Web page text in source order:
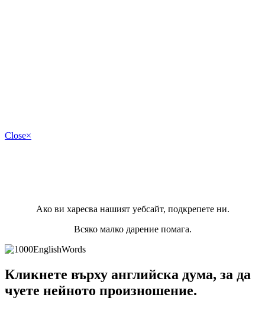
Close×
Ако ви харесва нашият уебсайт, подкрепете ни.
Всяко малко дарение помага.
Кликнете върху английска дума, за да
чуете нейното произношение.